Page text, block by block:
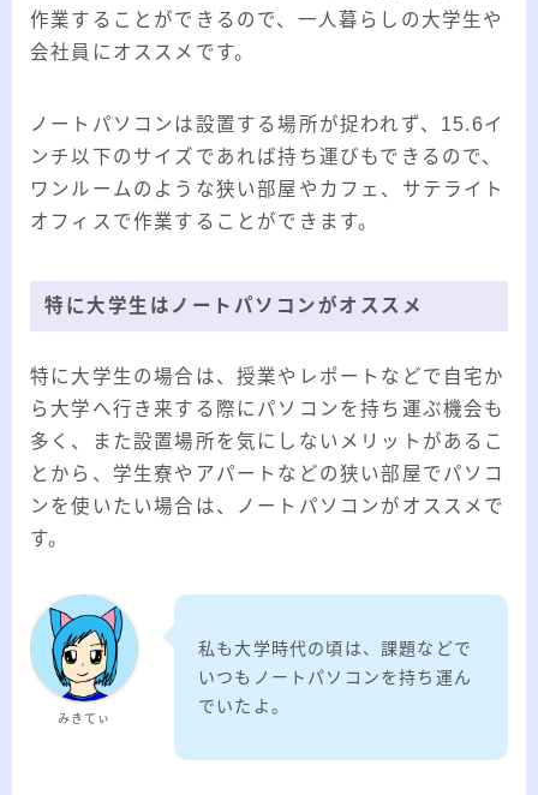
作業することができるので、一人暮らしの大学生や
会社員にオススメです。
ノートパソコンは設置する場所が捉われず、15.6イ
ンチ以下のサイズであれば持ち運びもできるので、
ワンルームのような狭い部屋やカフェ、サテライト
オフィスで作業することができます。
特に大学生はノートパソコンがオススメ
特に大学生の場合は、授業やレポートなどで自宅か
ら大学へ行き来する際にパソコンを持ち運ぶ機会も
多く、また設置場所を気にしないメリットがあるこ
とから、学生寮やアパートなどの狭い部屋でパソコ
ンを使いたい場合は、ノートパソコンがオススメで
す。
みきてぃ
私も大学時代の頃は、課題などで
いつもノートパソコンを持ち運ん
でいたよ。